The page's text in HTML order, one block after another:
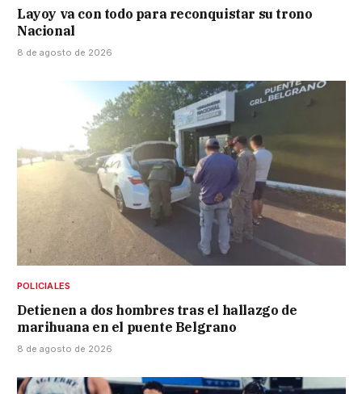
Layoy va con todo para reconquistar su trono
Nacional
8 de agosto de 2026
POLICIALES
Detienen a dos hombres tras el hallazgo de
marihuana en el puente Belgrano
8 de agosto de 2026